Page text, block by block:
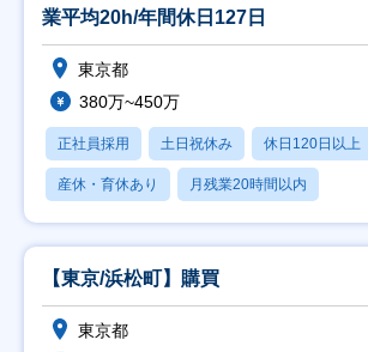
業平均20h/年間休日127日
東京都
380万~450万
正社員採用 土日祝休み 休日120日以上
産休・育休あり 月残業20時間以内
【東京/浜松町】購買
東京都